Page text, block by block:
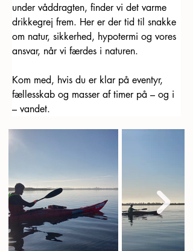
under våddragten, finder vi det varme
drikkegrej frem. Her er der tid til snakke
om natur, sikkerhed, hypotermi og vores
ansvar, når vi færdes i naturen.
Kom med, hvis du er klar på eventyr,
fællesskab og masser af timer på – og i
– vandet.